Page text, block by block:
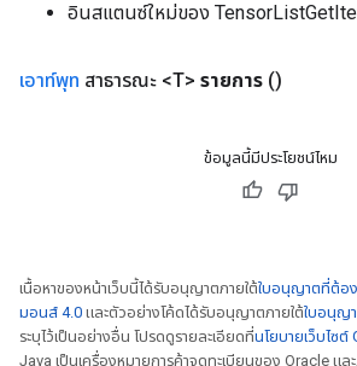
อินสแตนซ์ใหม่ของ
เอาท์พุท สาธารณะ <T> รายการ ()
ข้อมูลนี้มีประโยชน์ไหม
เนื้อหาของหน้าเว็บนี้ได้รับอนุญาตภายใต้ใบอนุญาตที่ต้อ
มอนส์ 4.0 และตัวอย่างโค้ดได้รับอนุญาตภายใต้ใบอนุญ
ระบุไว้เป็นอย่างอื่น โปรดดูรายละเอียดที่นโยบายเว็บไซ
Java เป็นเครื่องหมายการค้าจดทะเบียนของ Oracle แล